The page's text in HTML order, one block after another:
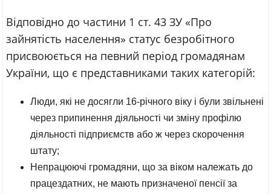
Відповідно до частини 1 ст. 43 ЗУ «Про
зайнятість населення» статус безробітного
присвоюється на певний період громадянам
України, що є представниками таких категорій:
Люди, які не досягли 16-річного віку і були звільнені
через припинення діяльності чи зміну профілю
діяльності підприємств або ж через скорочення
штату;
Непрацюючі громадяни, що за віком належать до
працездатних, не мають призначеної пенсії за